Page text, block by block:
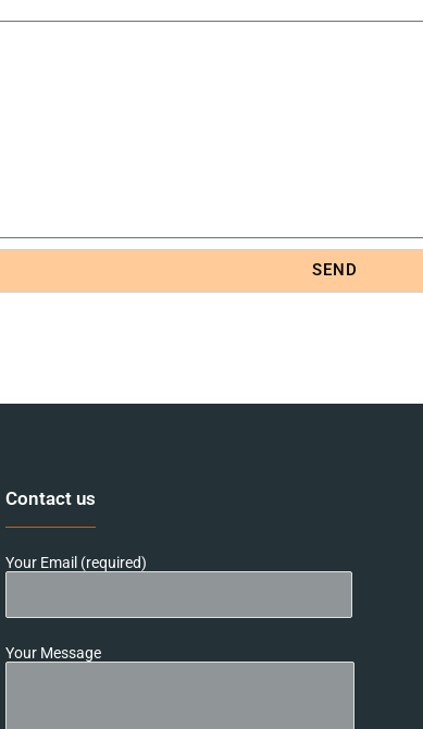
SEND
Contact us
Your Email (required)
Your Message